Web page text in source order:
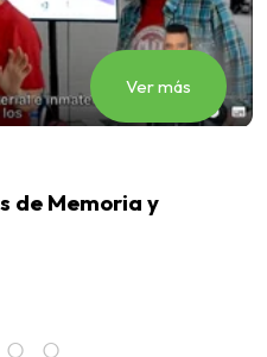
Ver más
de Memoria y